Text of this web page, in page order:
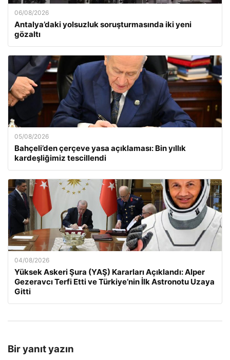
06/08/2026
Antalya’daki yolsuzluk soruşturmasında iki yeni
gözaltı
05/08/2026
Bahçeli’den çerçeve yasa açıklaması: Bin yıllık
kardeşliğimiz tescillendi
04/08/2026
Yüksek Askeri Şura (YAŞ) Kararları Açıklandı: Alper
Gezeravcı Terfi Etti ve Türkiye’nin İlk Astronotu Uzaya
Gitti
Bir yanıt yazın